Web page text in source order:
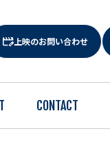
上映のお問い合わせ
CONTACT